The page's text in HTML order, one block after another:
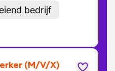
bedrijf
(M/V/X)